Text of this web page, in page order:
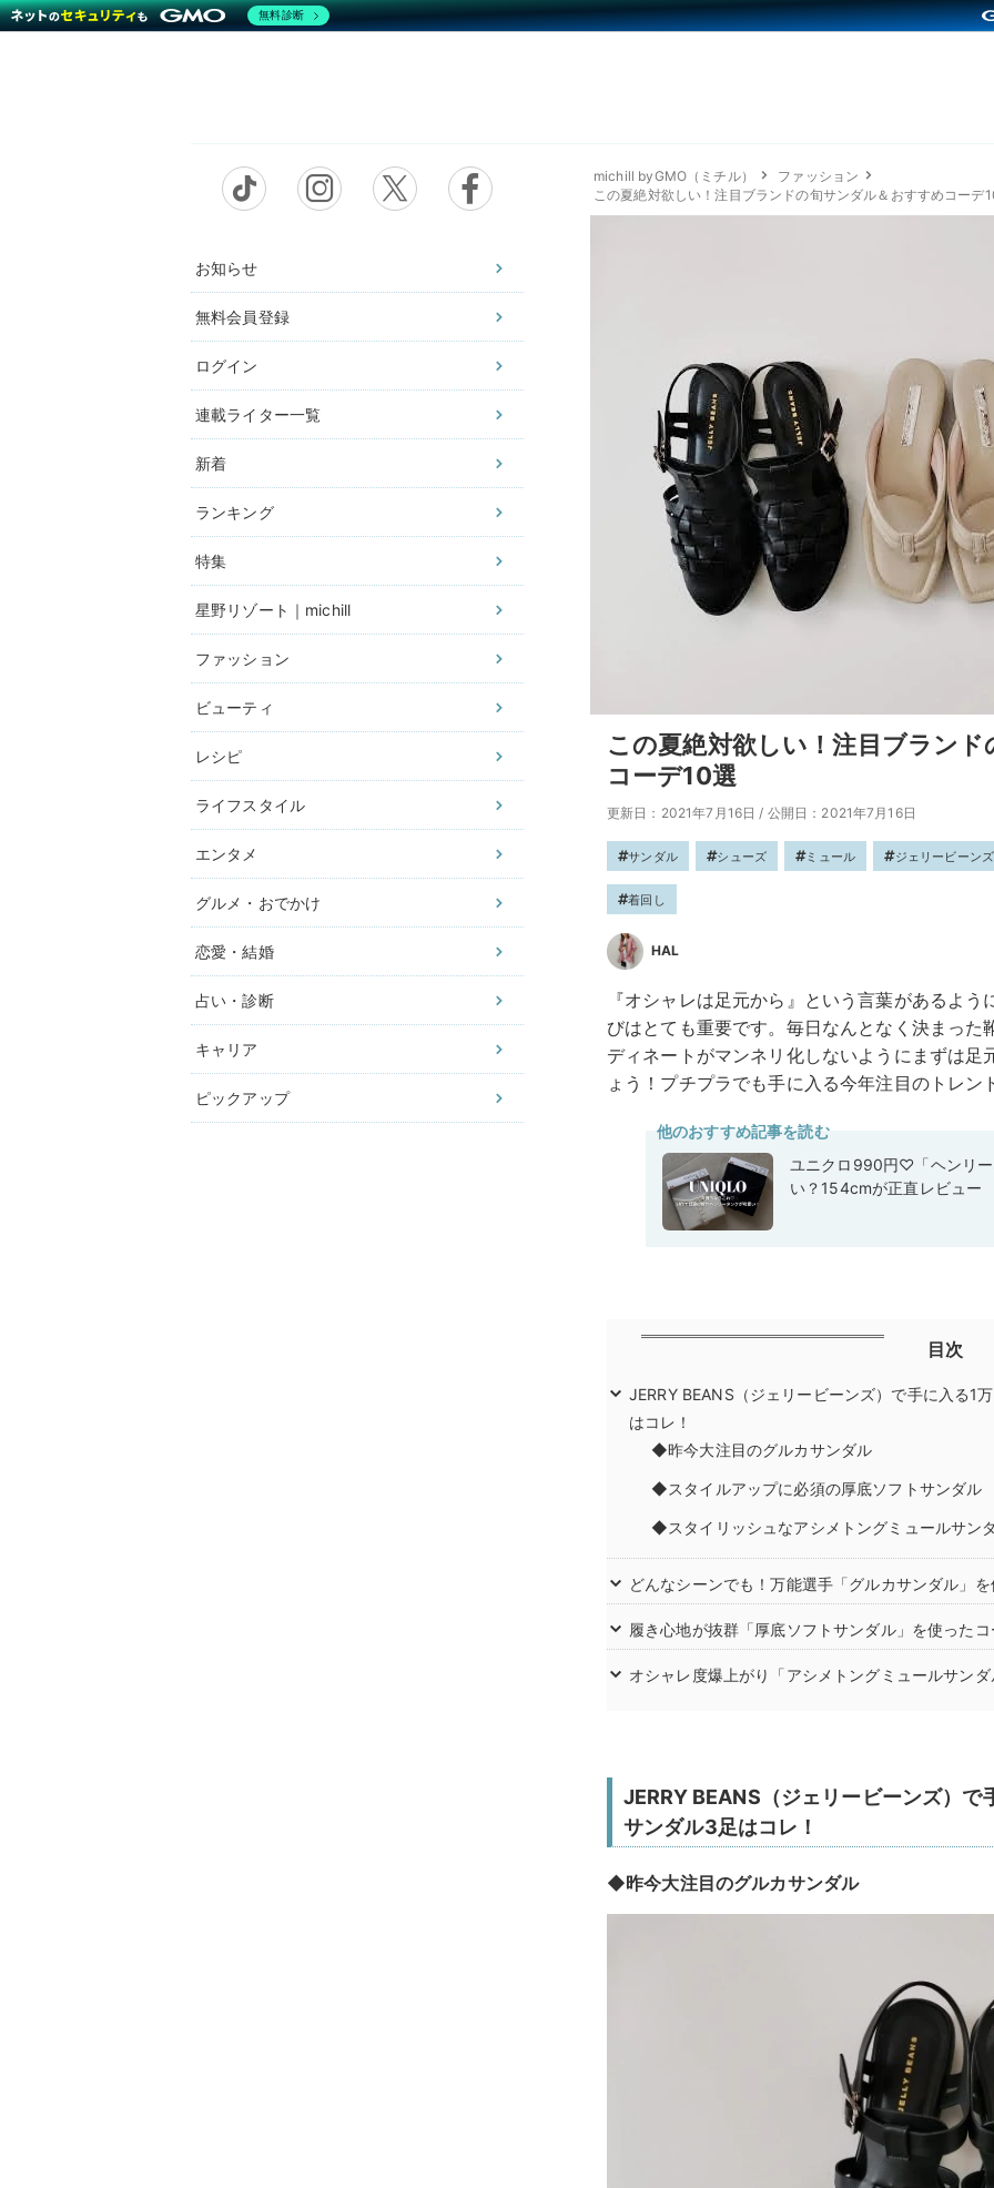
お知らせ
無料会員登録
ログイン
連載ライター一覧
新着
ランキング
特集
星野リゾート｜michill
ファッション
ビューティ
レシピ
ライフスタイル
エンタメ
グルメ・おでかけ
恋愛・結婚
占い・診断
キャリア
ピックアップ
michill byGMO（ミチル）
ファッション
この夏絶対欲しい！注目ブランドの旬サンダル＆おすすめコーデ
この夏絶対欲しい！注目ブラン
コーデ10選
更新日：2021年7月16日 / 公開日：2021年7月16日
サンダル シューズ ミュール ジェリービーンズ
着回し
HAL
『オシャレは足元から』という言葉があるよ
びはとても重要です。毎日なんとなく決まっ
ディネートがマンネリ化しないようにまずは
ょう！プチプラでも手に入る今年注目のトレ
他のおすすめ記事を読む
ユニクロ990円♡「ヘンリ
い？154cmが正直レビュー
目次
JERRY BEANS（ジェリービーンズ）で手に入る1
はコレ！
◆昨今大注目のグルカサンダル
◆スタイルアップに必須の厚底ソフトサンダル
◆スタイリッシュなアシメトングミュールサン
どんなシーンでも！万能選手「グルカサンダル」
履き心地が抜群「厚底ソフトサンダル」を使った
オシャレ度爆上がり「アシメトングミュールサン
JERRY BEANS（ジェリービーンズ）で
サンダル3足はコレ！
◆昨今大注目のグルカサンダル
無料診断